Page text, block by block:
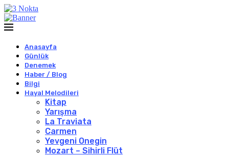
Anasayfa
Günlük
Denemek
Haber / Blog
Bilgi
Hayal Melodileri
Kitap
Yarışma
La Traviata
Carmen
Yevgeni Onegin
Mozart – Sihirli Flüt